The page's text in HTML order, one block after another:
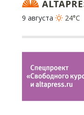
9 августа
24°C